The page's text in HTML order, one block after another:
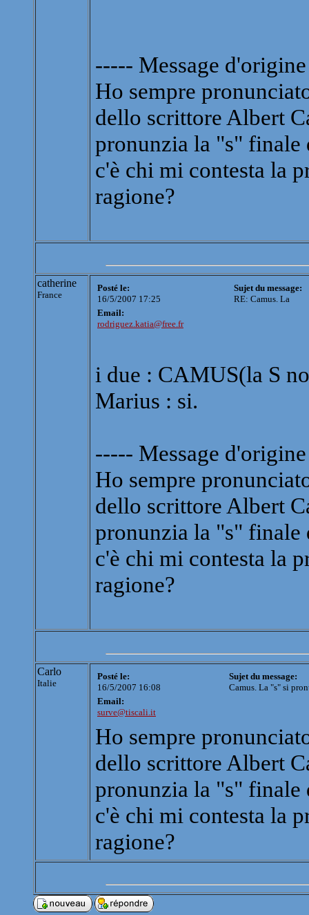
----- Message
Ho sempre
dello scrittore Albert
pronunzia la "s"
c'è chi mi contesta la
ragione?
catherine
France
Posté le:
16/5/2007 17:25
Sujet du message:
RE: Camus. La
Email:
rodriguez.katia@free.fr
i due : CAMUS(la S
Marius : si.
----- Message
Ho sempre
dello scrittore Albert
pronunzia la "s"
c'è chi mi contesta la
ragione?
Carlo
Italie
Posté le:
16/5/2007 16:08
Sujet du message:
Camus. La "s" si
Email:
surve@tiscali.it
Ho sempre
dello scrittore Albert
pronunzia la "s"
c'è chi mi contesta la
ragione?